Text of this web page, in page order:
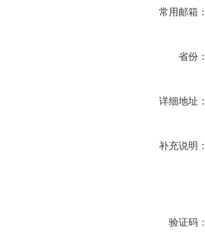
常用邮箱
省份
详细地址
补充说明
验证码